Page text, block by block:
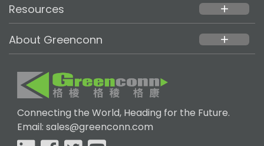
Resources add
About Greenconn add
Connecting the World, Heading for the Future.
Email: sales@greenconn.com